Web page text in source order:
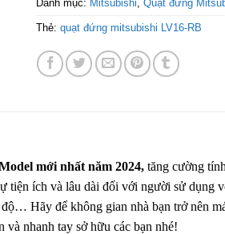
Danh mục: Mitsubishi Quạt đứng
Thẻ: quạt đứng mitsubishi LV16-RB
mới nhất năm 2024, tăng cường
tiện ích và lâu dài đối với người sử dụng
Hãy để không gian nhà bạn trở nên
và nhanh tay sở hữu các bạn nhé!